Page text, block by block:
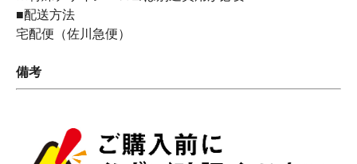
■配送方法
宅配便（佐川急便）
備考